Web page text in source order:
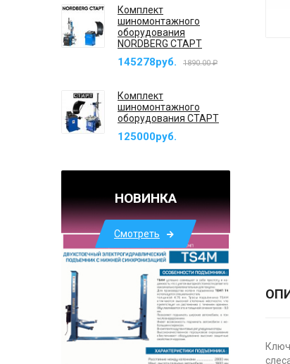
Комплект
шиномонтажного
оборудования
NORDBERG СТАРТ
145278руб. 1890.00 ₽
Комплект
шиномонтажного
оборудования СТАРТ
125000руб.
НОВИНКА
Смотреть